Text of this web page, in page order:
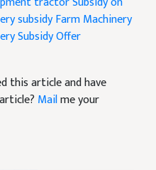
subsidyFarm Machinery
Subsidy Offer
this article and have
Mailme your